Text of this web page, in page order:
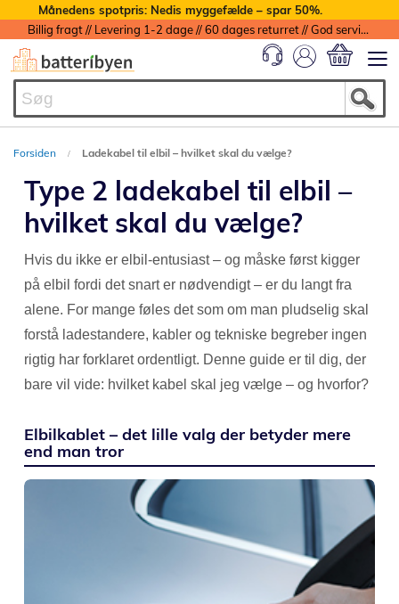
Månedens spotpris: Nedis myggefælde – spar 50%.
Billig fragt // Levering 1-2 dage // 60 dages returret // God service med garanti
Forsiden Ladekabel til elbil – hvilket skal du vælge?
Type 2 ladekabel til elbil –
hvilket skal du vælge?
Hvis du ikke er elbil-entusiast – og måske først kigger
på elbil fordi det snart er nødvendigt – er du langt fra
alene. For mange føles det som om man pludselig skal
forstå ladestandere, kabler og tekniske begreber ingen
rigtig har forklaret ordentligt. Denne guide er til dig, der
bare vil vide: hvilket kabel skal jeg vælge – og hvorfor?
Elbilkablet – det lille valg der betyder mere
end man tror